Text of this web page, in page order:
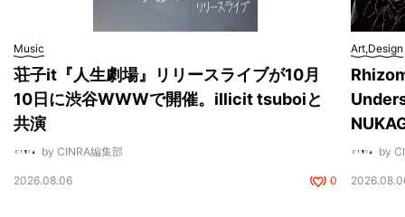
Music
荘子it『人生劇場』リリースライブが10月
10日に渋谷WWWで開催。illicit tsuboiと
共演
by CINRA編集部
2026.08.06 0
Art,Design
by